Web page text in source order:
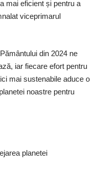
mai eficient și pentru a
viceprimarul
din 2024 ne
iar fiecare efort pentru
mai sustenabile aduce o
noastre pentru
planetei